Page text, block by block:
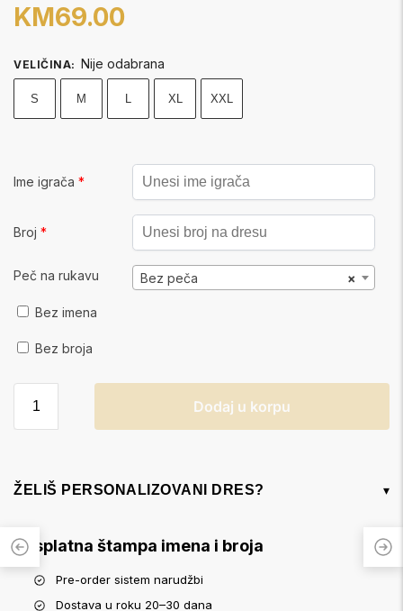
KM69.00
VELIČINA: Nije odabrana
S M L XL XXL
Ime igrača *
Broj *
Peč na rukavu ×
Bez peča
Bez imena
Bez broja
Dodaj u korpu
ŽELIŠ PERSONALIZOVANI DRES? ▾
Besplatna štampa imena i broja
Pre-order sistem narudžbi
Dostava u roku 20–30 dana